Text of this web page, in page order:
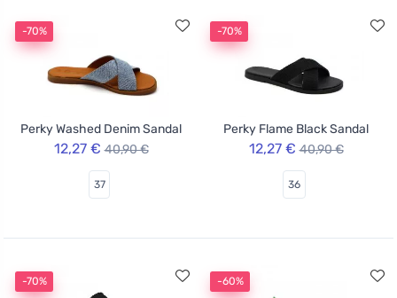
-70%
Perky Washed Denim Sandal
12,27 € 40,90 €
37
-70%
Perky Flame Black Sandal
12,27 € 40,90 €
36
-70% -60%